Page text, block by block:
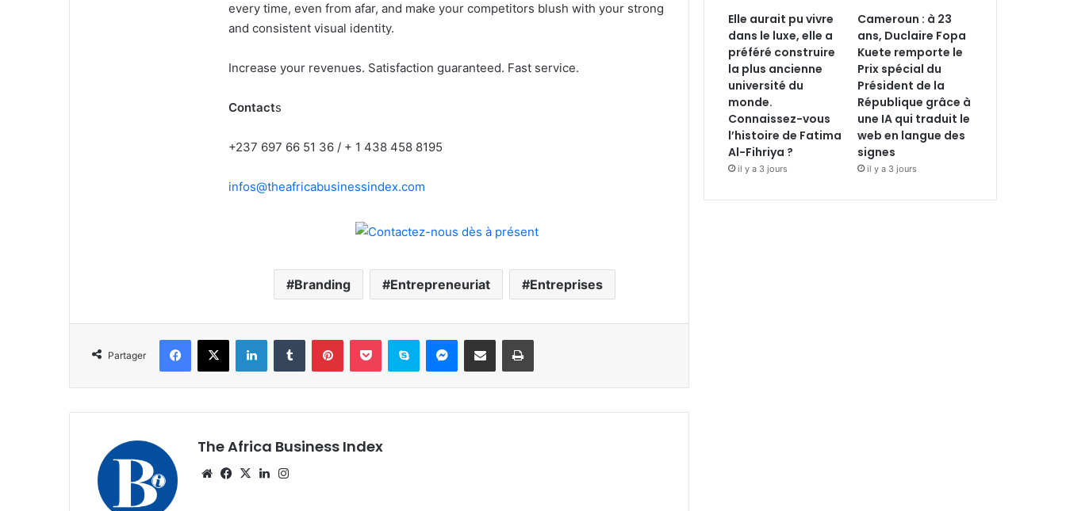
every time, even from afar, and make your competitors blush with your strong
and consistent visual identity.
Increase your revenues. Satisfaction guaranteed. Fast service.
Contacts
+237 697 66 51 36 / + 1 438 458 8195
infos@theafricabusinessindex.com
Branding Entrepreneuriat Entreprises
Partager
Facebook
X LinkedinTumblr PinterestPocket Skype Messenger
Partager par email Imprimer
The Africa Business Index
WebsiteFacebook
X Linkedin
Elle aurait pu vivre
dans le luxe, elle a
préféré construire
la plus ancienne
université du
monde.
Connaissez-vous
l’histoire de Fatima
Al-Fihriya ?
il y a 3 jours
Cameroun : à 23
ans, Duclaire Fopa
Kuete remporte le
Prix spécial du
Président de la
République grâce à
une IA qui traduit le
web en langue des
signes
il y a 3 jours